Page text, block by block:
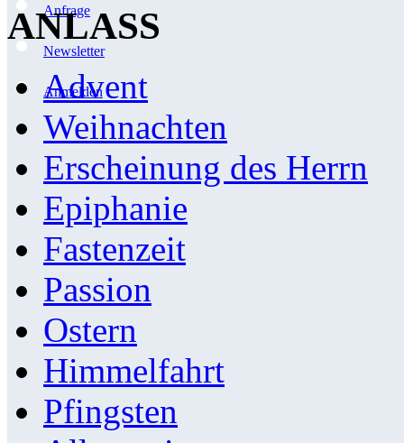
Anfrage
Newsletter
Anmelden
ANLASS
Advent
Weihnachten
Erscheinung des Herrn
Epiphanie
Fastenzeit
Passion
Ostern
Himmelfahrt
Pfingsten